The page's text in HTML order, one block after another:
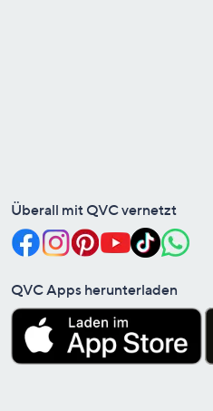
Überall mit QVC vernetzt
QVC Apps herunterladen